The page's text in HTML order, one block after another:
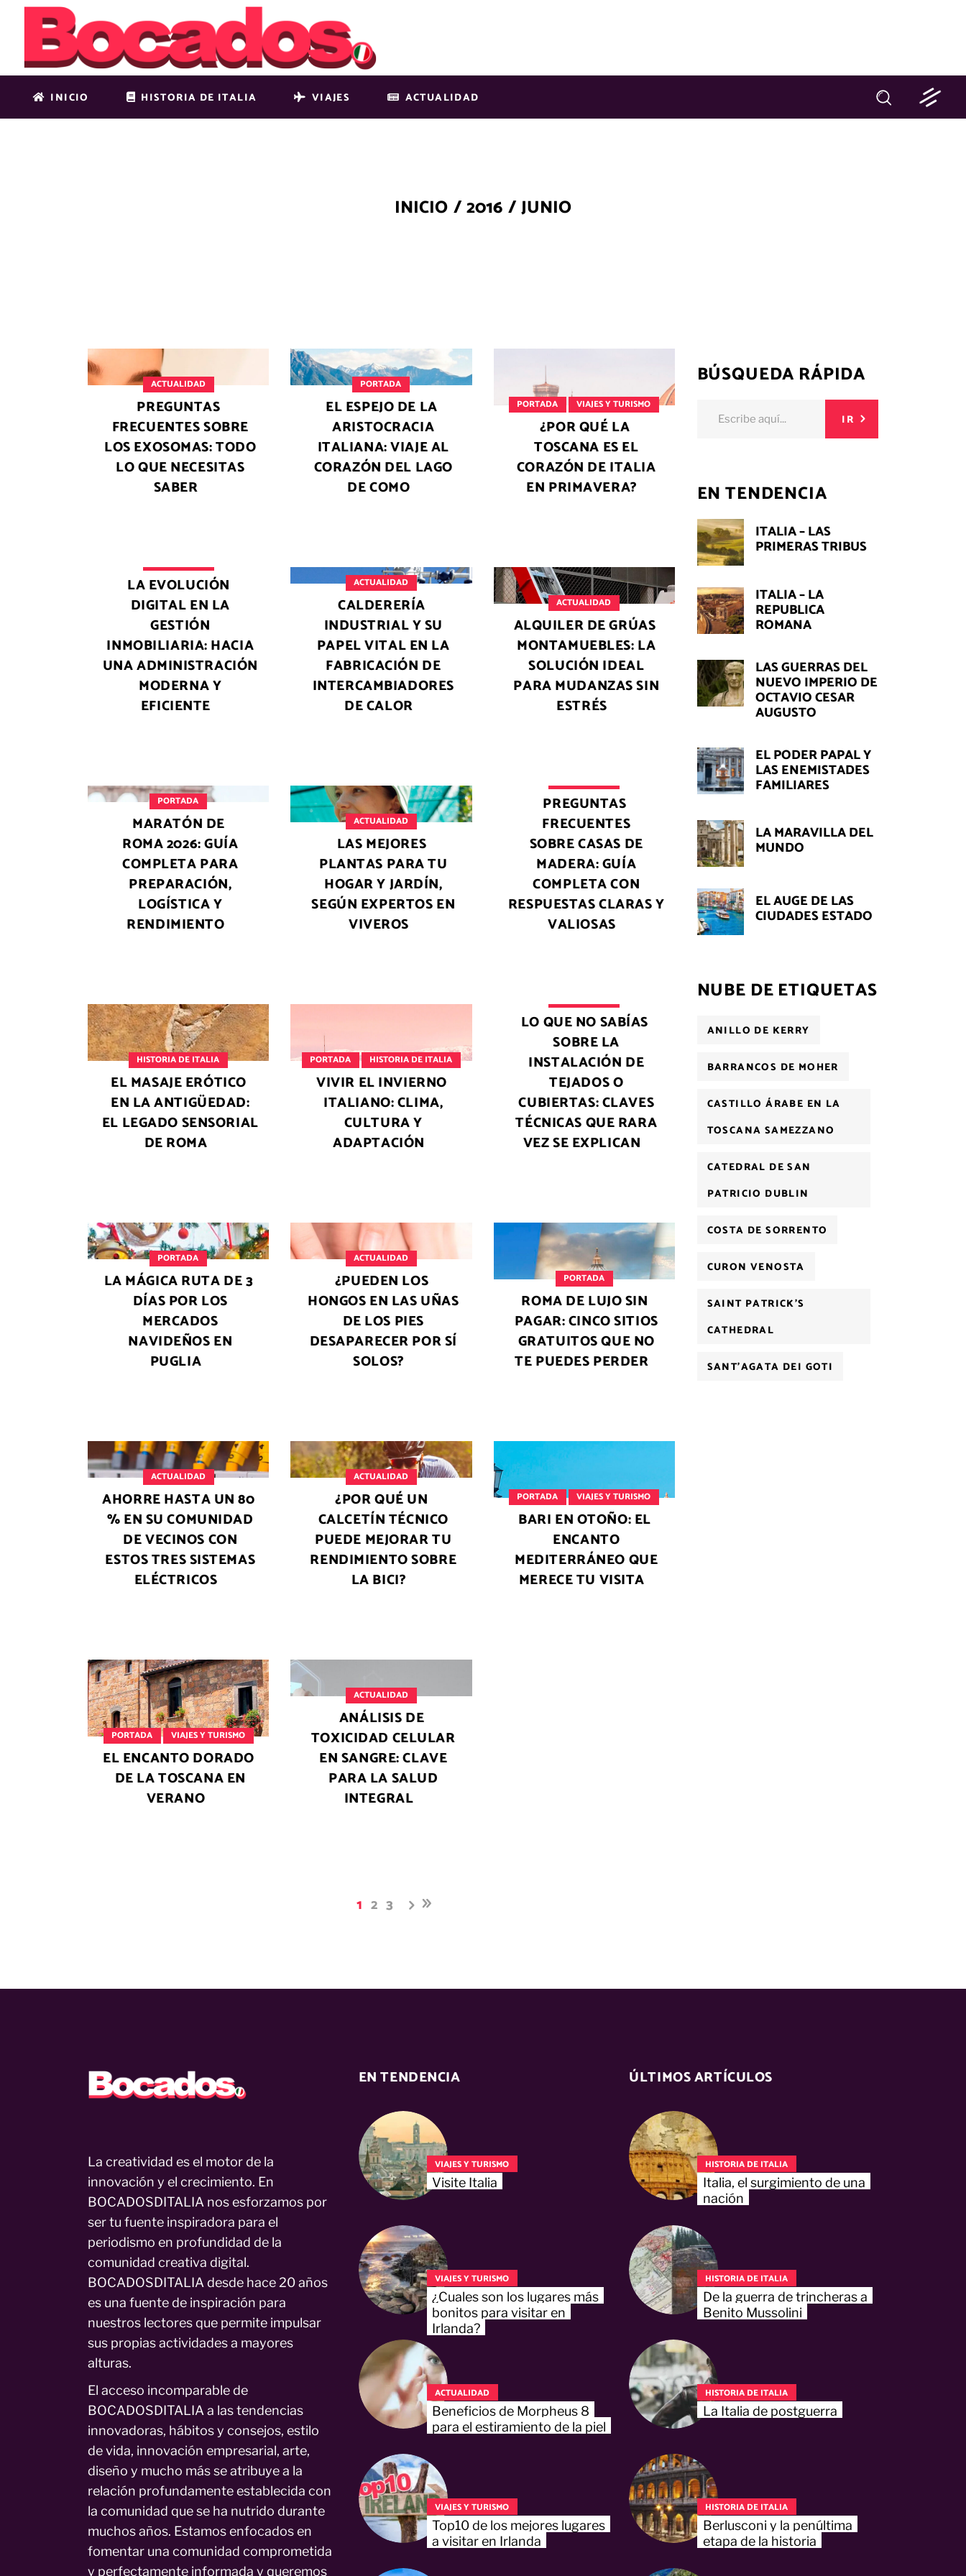
INICIO HISTORIA DE ITALIA VIAJES ACTUALIDAD
INICIO /2016 /JUNIO
ACTUALIDAD
PREGUNTAS
FRECUENTES SOBRE
LOS EXOSOMAS: TODO
LO QUE NECESITAS
SABER
PORTADA
EL ESPEJO DE LA
ARISTOCRACIA
ITALIANA: VIAJE AL
CORAZÓN DEL LAGO
DE COMO
PORTADA VIAJES Y TURISMO
¿POR QUÉ LA
TOSCANA ES EL
CORAZÓN DE ITALIA
EN PRIMAVERA?
LA EVOLUCIÓN
DIGITAL EN LA
GESTIÓN
INMOBILIARIA: HACIA
UNA ADMINISTRACIÓN
MODERNA Y
EFICIENTE
ACTUALIDAD
CALDERERÍA
INDUSTRIAL Y SU
PAPEL VITAL EN LA
FABRICACIÓN DE
INTERCAMBIADORES
DE CALOR
ACTUALIDAD
ALQUILER DE GRÚAS
MONTAMUEBLES: LA
SOLUCIÓN IDEAL
PARA MUDANZAS SIN
ESTRÉS
PORTADA
MARATÓN DE
ROMA 2026: GUÍA
COMPLETA PARA
PREPARACIÓN,
LOGÍSTICA Y
RENDIMIENTO
ACTUALIDAD
LAS MEJORES
PLANTAS PARA TU
HOGAR Y JARDÍN,
SEGÚN EXPERTOS EN
VIVEROS
PREGUNTAS
FRECUENTES
SOBRE CASAS DE
MADERA: GUÍA
COMPLETA CON
RESPUESTAS CLARAS Y
VALIOSAS
HISTORIA DE ITALIA
EL MASAJE ERÓTICO
EN LA ANTIGÜEDAD:
EL LEGADO SENSORIAL
DE ROMA
PORTADA HISTORIA DE ITALIA
VIVIR EL INVIERNO
ITALIANO: CLIMA,
CULTURA Y
ADAPTACIÓN
LO QUE NO SABÍAS
SOBRE LA
INSTALACIÓN DE
TEJADOS O
CUBIERTAS: CLAVES
TÉCNICAS QUE RARA
VEZ SE EXPLICAN
PORTADA
LA MÁGICA RUTA DE 3
DÍAS POR LOS
MERCADOS
NAVIDEÑOS EN
PUGLIA
ACTUALIDAD
¿PUEDEN LOS
HONGOS EN LAS UÑAS
DE LOS PIES
DESAPARECER POR SÍ
SOLOS?
PORTADA
ROMA DE LUJO SIN
PAGAR: CINCO SITIOS
GRATUITOS QUE NO
TE PUEDES PERDER
ACTUALIDAD
AHORRE HASTA UN 80
% EN SU COMUNIDAD
DE VECINOS CON
ESTOS TRES SISTEMAS
ELÉCTRICOS
ACTUALIDAD
¿POR QUÉ UN
CALCETÍN TÉCNICO
PUEDE MEJORAR TU
RENDIMIENTO SOBRE
LA BICI?
PORTADA VIAJES Y TURISMO
BARI EN OTOÑO: EL
ENCANTO
MEDITERRÁNEO QUE
MERECE TU VISITA
PORTADA VIAJES Y TURISMO
EL ENCANTO DORADO
DE LA TOSCANA EN
VERANO
ACTUALIDAD
ANÁLISIS DE
TOXICIDAD CELULAR
EN SANGRE: CLAVE
PARA LA SALUD
INTEGRAL
1 2 3
BÚSQUEDA RÁPIDA
IR
EN TENDENCIA
ITALIA – LAS
PRIMERAS TRIBUS
ITALIA – LA
REPUBLICA
ROMANA
LAS GUERRAS DEL
NUEVO IMPERIO DE
OCTAVIO CESAR
AUGUSTO
EL PODER PAPAL Y
LAS ENEMISTADES
FAMILIARES
LA MARAVILLA DEL
MUNDO
EL AUGE DE LAS
CIUDADES ESTADO
NUBE DE ETIQUETAS
ANILLO DE KERRY
BARRANCOS DE MOHER
CASTILLO ÁRABE EN LA
TOSCANA SAMEZZANO
CATEDRAL DE SAN
PATRICIO DUBLIN
COSTA DE SORRENTO
CURON VENOSTA
SAINT PATRICK'S
CATHEDRAL
SANT'AGATA DEI GOTI
La creatividad es el motor de la
innovación y el crecimiento. En
BOCADOSDITALIA nos esforzamos por
ser tu fuente inspiradora para el
periodismo en profundidad de la
comunidad creativa digital.
BOCADOSDITALIA desde hace 20 años
es una fuente de inspiración para
nuestros lectores que permite impulsar
sus propias actividades a mayores
alturas.
El acceso incomparable de
BOCADOSDITALIA a las tendencias
innovadoras, hábitos y consejos, estilo
de vida, innovación empresarial, arte,
diseño y mucho más se atribuye a la
relación profundamente establecida con
la comunidad que se ha nutrido durante
muchos años. Estamos enfocados en
fomentar una comunidad comprometida
y perfectamente informada y queremos
EN TENDENCIA
VIAJES Y TURISMO
Visite Italia
VIAJES Y TURISMO
¿Cuales son los lugares más
bonitos para visitar en
Irlanda?
ACTUALIDAD
Beneficios de Morpheus 8
para el estiramiento de la piel
VIAJES Y TURISMO
Top10 de los mejores lugares
a visitar en Irlanda
ÚLTIMOS ARTÍCULOS
HISTORIA DE ITALIA
Italia, el surgimiento de una
nación
HISTORIA DE ITALIA
De la guerra de trincheras a
Benito Mussolini
HISTORIA DE ITALIA
La Italia de postguerra
HISTORIA DE ITALIA
Berlusconi y la penúltima
etapa de la historia